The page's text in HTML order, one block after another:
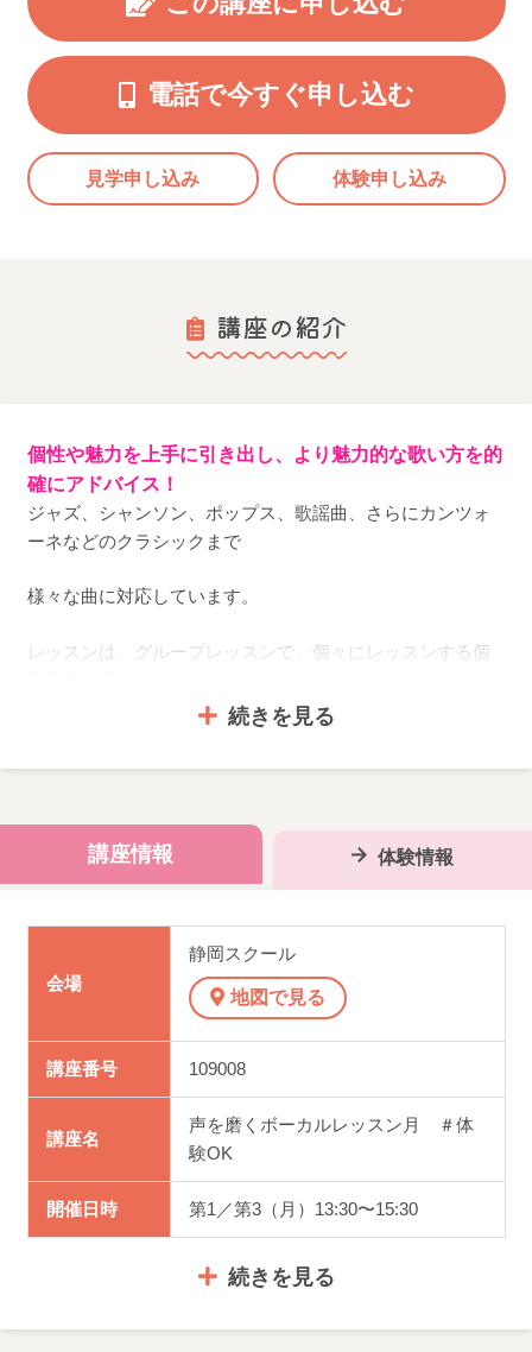
電話で今すぐ申し込む
見学申し込み 体験申し込み
講座の紹介
個性や魅力を上手に引き出し、より魅力的な歌い方を的
確にアドバイス！
ジャズ、シャンソン、ポップス、歌謡曲、さらにカンツォ
ーネなどのクラシックまで
様々な曲に対応しています。
レッスンは、グループレッスンで、個々にレッスンする個
□■□ レッスン方法について □■□
・ひとりひとり自分で選んだ曲の指導を受けます。
の所要時間は異なります）
・自分で選んだ曲が仕上がり、講師に合格点をもらった
ら、次回から別の曲（自選曲）にチャレンジ！
このため、一曲が仕上がるまでの期間は、個人で異なりま
す。
他のメンバーの指導を聞くのも勉強になると好評です！
～持ち物～
筆記用具、譜面2枚（ご用意可能な方）、ヴォイスレコーダ
続きを見る
講座情報
会場
静岡スクール
地図で見る
講座番号 109008
講座名
声を磨くボーカルレッスン月 ＃体
験OK
開催日時 第1／第3（月）13:30〜15:30
続きを見る
体験情報